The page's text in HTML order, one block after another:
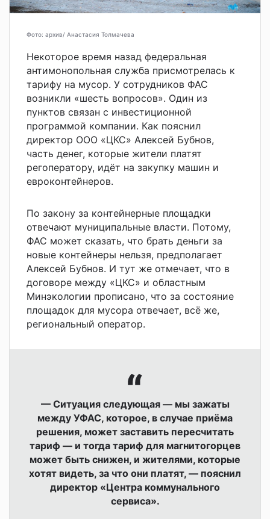
Фото: архив/ Анастасия Толмачева
Некоторое время назад федеральная
антимонопольная служба присмотрелась к
тарифу на мусор. У сотрудников ФАС
возникли «шесть вопросов». Один из
пунктов связан с инвестиционной
программой компании. Как пояснил
директор ООО «ЦКС» Алексей Бубнов,
часть денег, которые жители платят
регоператору, идёт на закупку машин и
евроконтейнеров.
По закону за контейнерные площадки
отвечают муниципальные власти. Потому,
ФАС может сказать, что брать деньги за
новые контейнеры нельзя, предполагает
Алексей Бубнов. И тут же отмечает, что в
договоре между «ЦКС» и областным
Минэкологии прописано, что за состояние
площадок для мусора отвечает, всё же,
региональный оператор.
— Ситуация следующая — мы зажаты
между УФАС, которое, в случае приёма
решения, может заставить пересчитать
тариф — и тогда тариф для магнитогорцев
может быть снижен, и жителями, которые
хотят видеть, за что они платят, — пояснил
директор «Центра коммунального
сервиса».